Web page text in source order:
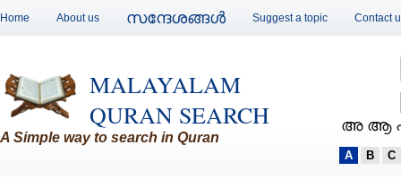
Home About us സന്ദേശങ്ങള്‍ Suggest a topic Contact
MALAYALAM
QURAN SEARCH
A Simple way to search in Quran
അ ആ
A B C